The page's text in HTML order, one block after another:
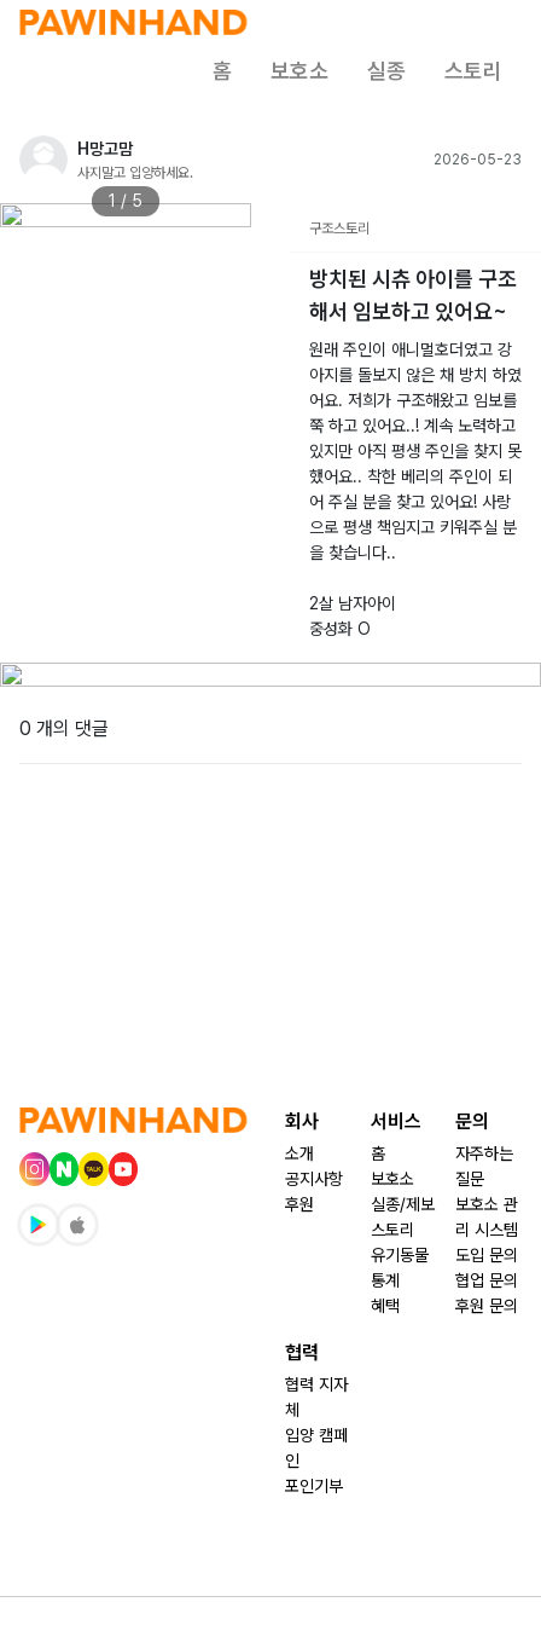
홈 보호소 실종 스토리
H망고맘
사지말고 입양하세요.
2026-05-23
1 / 5
구조스토리
방치된 시츄 아이를 구조
해서 임보하고 있어요~
원래 주인이 애니멀호더였고 강
아지를 돌보지 않은 채 방치 하였
어요. 저희가 구조해왔고 임보를
쭉 하고 있어요..! 계속 노력하고
있지만 아직 평생 주인을 찾지 못
했어요.. 착한 베리의 주인이 되
어 주실 분을 찾고 있어요! 사랑
으로 평생 책임지고 키워주실 분
을 찾습니다..
2살 남자아이
중성화 O
0 개의 댓글
회사
소개
공지사항
후원
서비스
홈
보호소
실종/제보
스토리
유기동물
통계
혜택
문의
자주하는
질문
보호소 관
리 시스템
도입 문의
협업 문의
후원 문의
협력
협력 지자
체
입양 캠페
인
포인기부